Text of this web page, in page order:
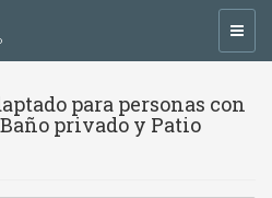
para personas con
privado y Patio